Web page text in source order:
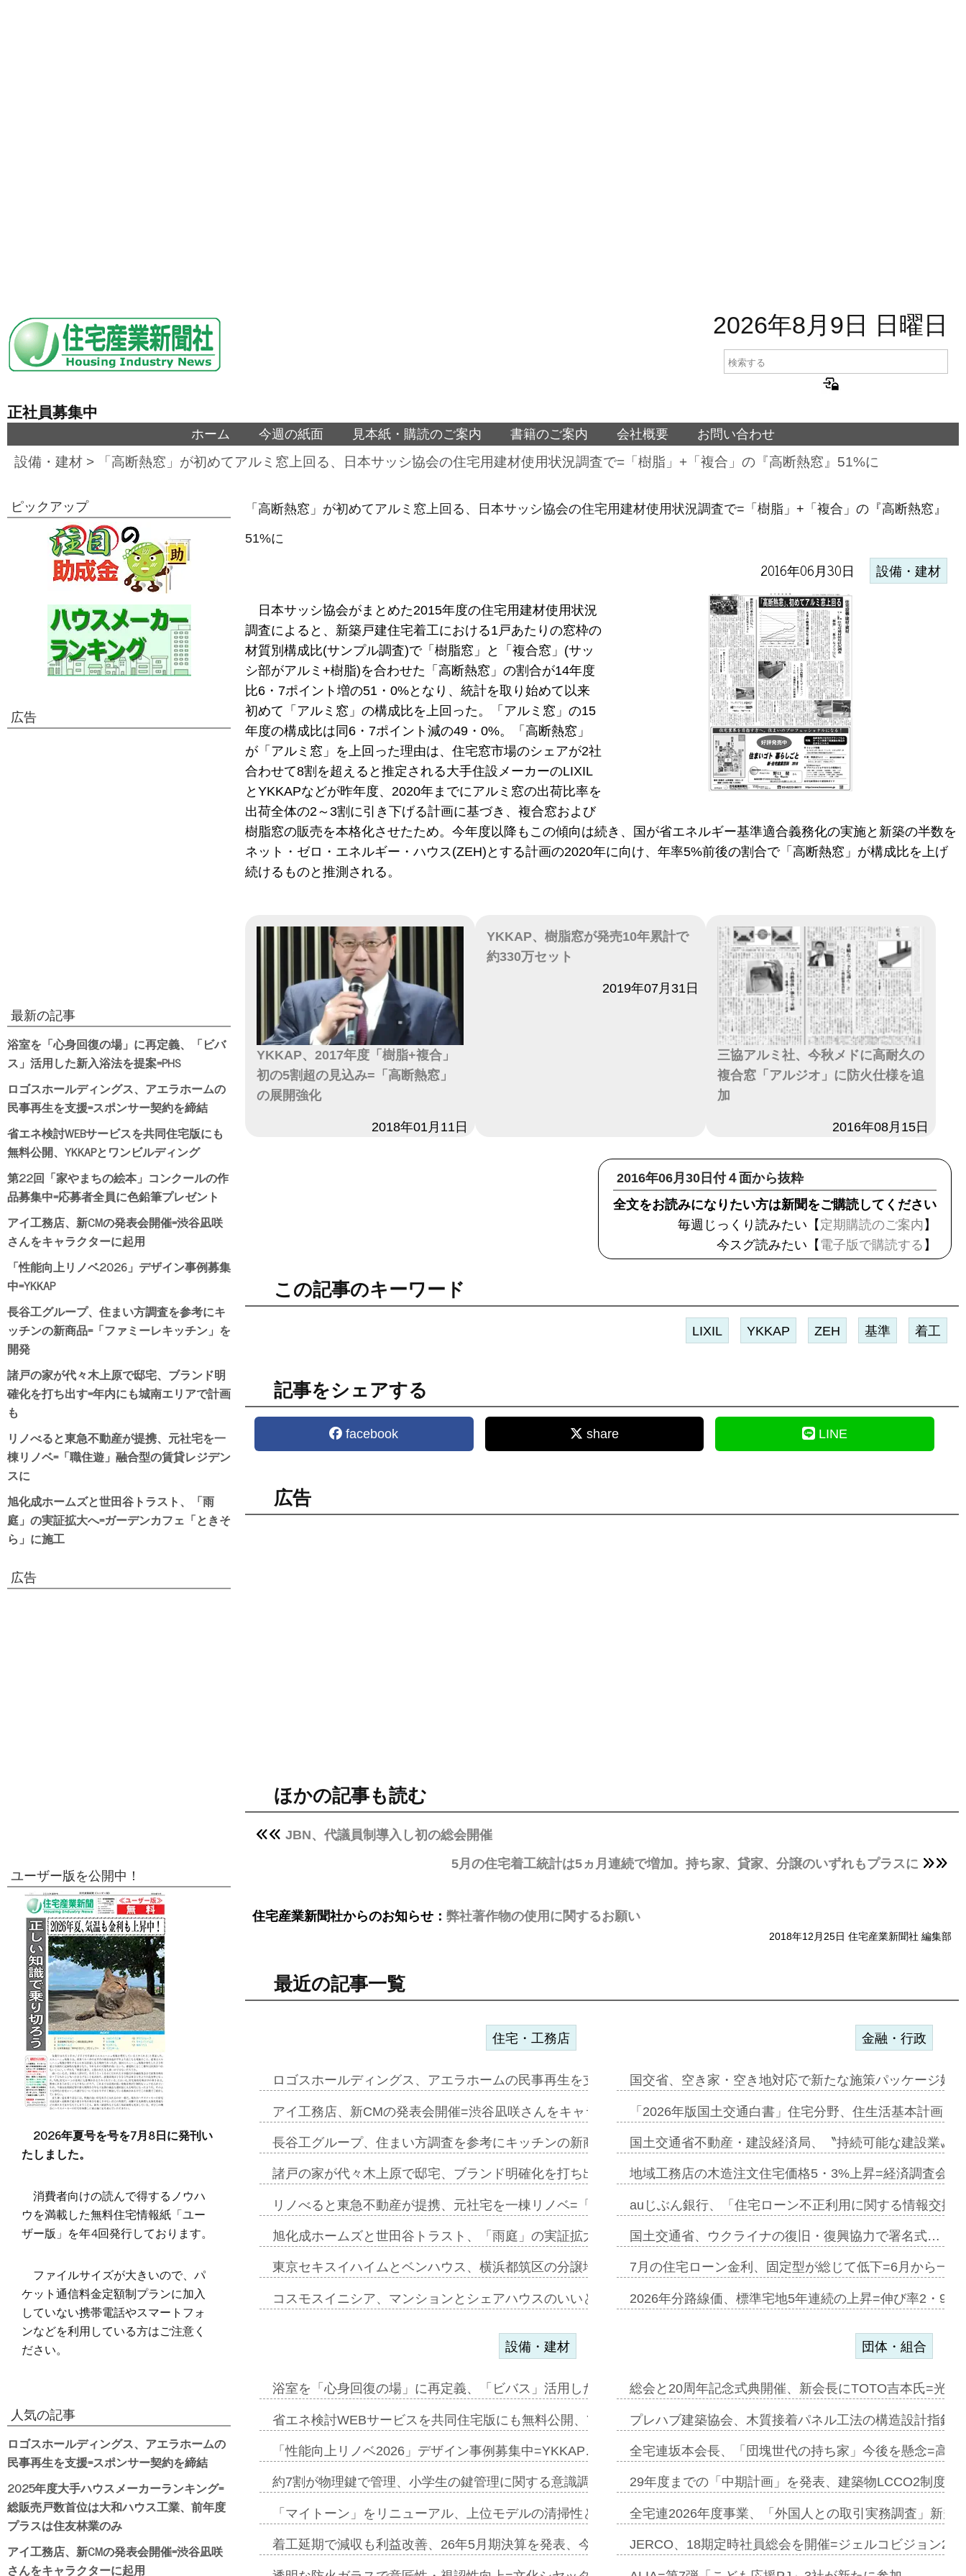
2026年8月9日 日曜日
正社員募集中
ホーム 今週の紙面 見本紙・購読のご案内 書籍のご案内 会社概要 お問い合わせ
設備・建材 > 「高断熱窓」が初めてアルミ窓上回る、日本サッシ協会の住宅用建材使用状況調査で=「樹脂」+「複合」の『高断熱窓』51%に
「高断熱窓」が初めてアルミ窓上回る、日本サッシ協会の住宅用建材使用状況調査で=「樹脂」+「複合」の『高断熱窓』
51%に
2016年06月30日 設備・建材
日本サッシ協会がまとめた2015年度の住宅用建材使用状況
調査によると、新築戸建住宅着工における1戸あたりの窓枠の
材質別構成比(サンプル調査)で「樹脂窓」と「複合窓」(サッ
シ部がアルミ+樹脂)を合わせた「高断熱窓」の割合が14年度
比6・7ポイント増の51・0%となり、統計を取り始めて以来
初めて「アルミ窓」の構成比を上回った。「アルミ窓」の15
年度の構成比は同6・7ポイント減の49・0%。「高断熱窓」
が「アルミ窓」を上回った理由は、住宅窓市場のシェアが2社
合わせて8割を超えると推定される大手住設メーカーのLIXIL
とYKKAPなどが昨年度、2020年までにアルミ窓の出荷比率を
出荷全体の2～3割に引き下げる計画に基づき、複合窓および
樹脂窓の販売を本格化させたため。今年度以降もこの傾向は続き、国が省エネルギー基準適合義務化の実施と新築の半数を
ネット・ゼロ・エネルギー・ハウス(ZEH)とする計画の2020年に向け、年率5%前後の割合で「高断熱窓」が構成比を上げ
続けるものと推測される。
YKKAP、2017年度「樹脂+複合」
初の5割超の見込み=「高断熱窓」
の展開強化
2018年01月11日
YKKAP、樹脂窓が発売10年累計で
約330万セット
2019年07月31日
三協アルミ社、今秋メドに高耐久の
複合窓「アルジオ」に防火仕様を追
加
2016年08月15日
2016年06月30日付４面から抜粋
全文をお読みになりたい方は新聞をご購読してください
毎週じっくり読みたい【 定期購読のご案内 】
今スグ読みたい【 電子版で購読する 】
この記事のキーワード
LIXIL YKKAP ZEH 基準 着工
記事をシェアする
facebook share LINE
広告
ほかの記事も読む
JBN、代議員制導入し初の総会開催
5月の住宅着工統計は5ヵ月連続で増加。持ち家、貸家、分譲のいずれもプラスに
住宅産業新聞社からのお知らせ： 弊社著作物の使用に関するお願い
2018年12月25日 住宅産業新聞社 編集部
最近の記事一覧
住宅・工務店
ロゴスホールディングス、アエラホームの民事再生を支援=スポンサー契約…
アイ工務店、新CMの発表会開催=渋谷凪咲さんをキャラクターに起用…
長谷工グループ、住まい方調査を参考にキッチンの新商品=「ファミーレキ…
諸戸の家が代々木上原で邸宅、ブランド明確化を打ち出す=年内にも城南エ…
リノべると東急不動産が提携、元社宅を一棟リノベ=「職住遊」融合型の賃…
旭化成ホームズと世田谷トラスト、「雨庭」の実証拡大へ=ガーデンカフェ…
東京セキスイハイムとベンハウス、横浜都筑区の分譲地開発で初協業=お互…
コスモスイニシア、マンションとシェアハウスのいいとこどりのコリビング…
金融・行政
国交省、空き家・空き地対応で新たな施策パッケージ始
「2026年版国土交通白書」住宅分野、住生活基本計画
国土交通省不動産・建設経済局、〝持続可能な建設業〟
地域工務店の木造注文住宅価格5・3%上昇=経済調査会
auじぶん銀行、「住宅ローン不正利用に関する情報交換
国土交通省、ウクライナの復旧・復興協力で署名式…
7月の住宅ローン金利、固定型が総じて低下=6月から一
2026年分路線価、標準宅地5年連続の上昇=伸び率2・
設備・建材
浴室を「心身回復の場」に再定義、「ビバス」活用した新入浴法を提案=P…
省エネ検討WEBサービスを共同住宅版にも無料公開、YKKAPとワンビ…
「性能向上リノベ2026」デザイン事例募集中=YKKAP…
約7割が物理鍵で管理、小学生の鍵管理に関する意識調査=Nature…
「マイトーン」をリニューアル、上位モデルの清掃性と安全性追加=リンナ…
着工延期で減収も利益改善、26年5月期決算を発表、今期は増収見込む=…
団体・組合
総会と20周年記念式典開催、新会長にTOTO吉本氏=光
プレハブ建築協会、木質接着パネル工法の構造設計指針
全宅連坂本会長、「団塊世代の持ち家」今後を懸念=高
29年度までの「中期計画」を発表、建築物LCCO2制度
全宅連2026年度事業、「外国人との取引実務調査」新規
JERCO、18期定時社員総会を開催=ジェルコビジョン
ピックアップ
広告
最新の記事
浴室を「心身回復の場」に再定義、「ビバ
ス」活用した新入浴法を提案=PHS
ロゴスホールディングス、アエラホームの
民事再生を支援=スポンサー契約を締結
省エネ検討WEBサービスを共同住宅版にも
無料公開、YKKAPとワンビルディング
第22回「家やまちの絵本」コンクールの作
品募集中=応募者全員に色鉛筆プレゼント
アイ工務店、新CMの発表会開催=渋谷凪咲
さんをキャラクターに起用
「性能向上リノベ2026」デザイン事例募集
中=YKKAP
長谷工グループ、住まい方調査を参考にキ
ッチンの新商品=「ファミーレキッチン」を
開発
諸戸の家が代々木上原で邸宅、ブランド明
確化を打ち出す=年内にも城南エリアで計画
も
リノべると東急不動産が提携、元社宅を一
棟リノベ=「職住遊」融合型の賃貸レジデン
スに
旭化成ホームズと世田谷トラスト、「雨
庭」の実証拡大へ=ガーデンカフェ「ときそ
ら」に施工
広告
ユーザー版を公開中！
2026年夏号を号を7月8日に発刊い
たしました。
消費者向けの読んで得するノウハ
ウを満載した無料住宅情報紙「ユー
ザー版」を年4回発行しております。
ファイルサイズが大きいので、パ
ケット通信料金定額制プランに加入
していない携帯電話やスマートフォ
ンなどを利用している方はご注意く
ださい。
人気の記事
ロゴスホールディングス、アエラホームの
民事再生を支援=スポンサー契約を締結
2025年度大手ハウスメーカーランキング=
総販売戸数首位は大和ハウス工業、前年度
プラスは住友林業のみ
アイ工務店、新CMの発表会開催=渋谷凪咲
さんをキャラクターに起用